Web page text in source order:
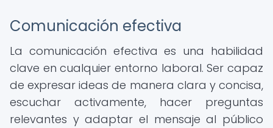
Comunicación efectiva
La comunicación efectiva es una habilidad
clave en cualquier entorno laboral. Ser capaz
de expresar ideas de manera clara y concisa,
escuchar activamente, hacer preguntas
relevantes y adaptar el mensaje al público